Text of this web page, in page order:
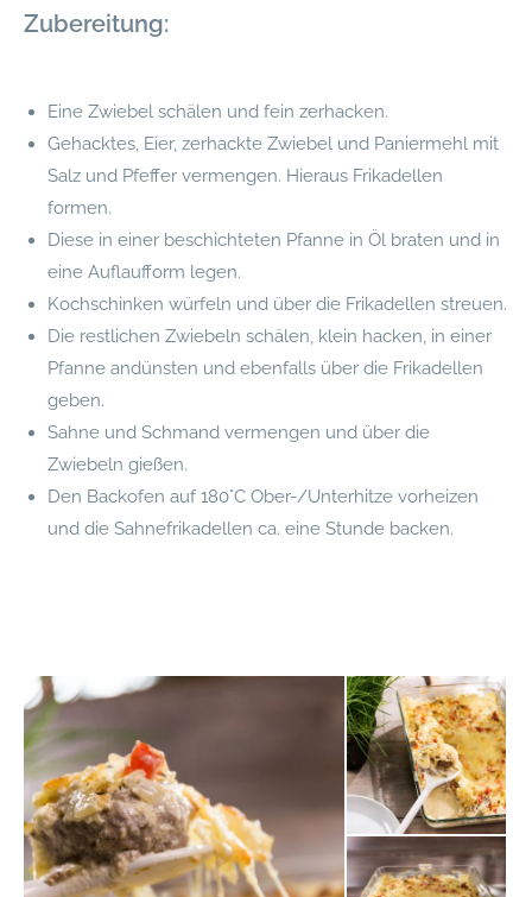
Zubereitung:
Eine Zwiebel schälen und fein zerhacken.
Gehacktes, Eier, zerhackte Zwiebel und Paniermehl mit
Salz und Pfeffer vermengen. Hieraus Frikadellen
formen.
Diese in einer beschichteten Pfanne in Öl braten und in
eine Auflaufform legen.
Kochschinken würfeln und über die Frikadellen streuen.
Die restlichen Zwiebeln schälen, klein hacken, in einer
Pfanne andünsten und ebenfalls über die Frikadellen
geben.
Sahne und Schmand vermengen und über die
Zwiebeln gießen.
Den Backofen auf 180°C Ober-/Unterhitze vorheizen
und die Sahnefrikadellen ca. eine Stunde backen.